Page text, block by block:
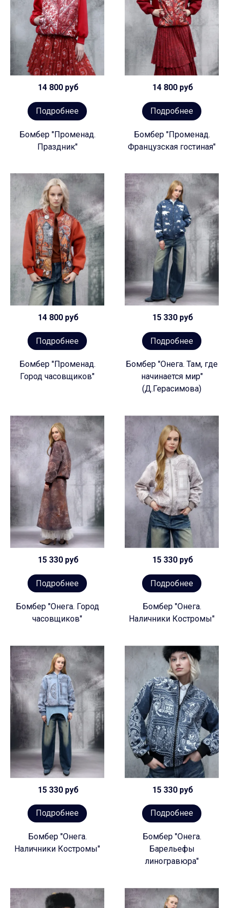
14 800 руб
Подробнее
Бомбер "Променад.
Праздник"
14 800 руб
Подробнее
Бомбер "Променад.
Французская гостиная"
14 800 руб
Подробнее
Бомбер "Променад.
Город часовщиков"
15 330 руб
Подробнее
Бомбер "Онега. Там, где
начинается мир"
(Д.Герасимова)
15 330 руб
Подробнее
Бомбер "Онега. Город
часовщиков"
15 330 руб
Подробнее
Бомбер "Онега.
Наличники Костромы"
15 330 руб
Подробнее
Бомбер "Онега.
Наличники Костромы"
15 330 руб
Подробнее
Бомбер "Онега.
Барельефы
линогравюра"